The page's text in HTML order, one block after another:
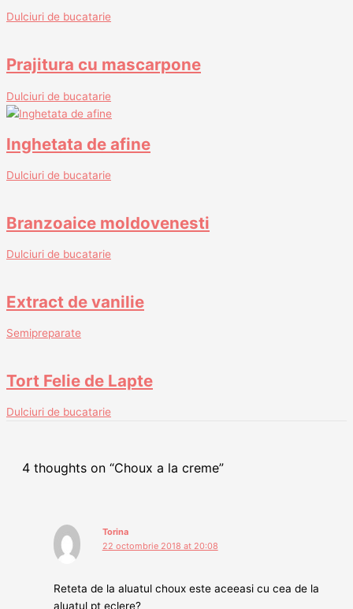
Dulciuri de bucatarie
Prajitura cu mascarpone
Dulciuri de bucatarie
Inghetata de afine
Dulciuri de bucatarie
Branzoaice moldovenesti
Dulciuri de bucatarie
Extract de vanilie
Semipreparate
Tort Felie de Lapte
Dulciuri de bucatarie
4 thoughts on “Choux a la creme”
Torina
22 octombrie 2018 at 20:08
Reteta de la aluatul choux este aceeasi cu cea de la
aluatul pt eclere?